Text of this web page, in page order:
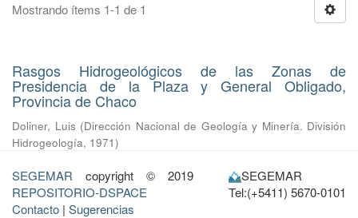
Mostrando ítems 1-1 de 1
Rasgos Hidrogeológicos de las Zonas de
Presidencia de la Plaza y General Obligado,
Provincia de Chaco
Doliner, Luis (Dirección Nacional de Geología y Minería. División
Hidrogeología, 1971)
SEGEMAR copyright © 2019
REPOSITORIO-DSPACE
Contacto | Sugerencias
SEGEMAR
Tel:(+5411) 5670-0101